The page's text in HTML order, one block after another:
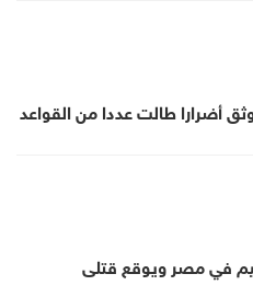
أضرارا طالت عددا من القواعد
في مصر ويوقع قتلى